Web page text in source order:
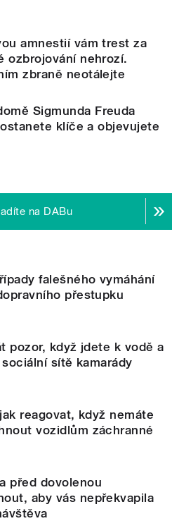
amnestií vám trest za
ozbrojování nehrozí.
zbraně neotálejte
Sigmunda Freuda
klíče a objevujete
na DABu
falešného vymáhání
přestupku
pozor, když jdete k vodě a
sítě kamarády
reagovat, když nemáte
vozidlům záchranné
před dovolenou
aby vás nepřekvapila